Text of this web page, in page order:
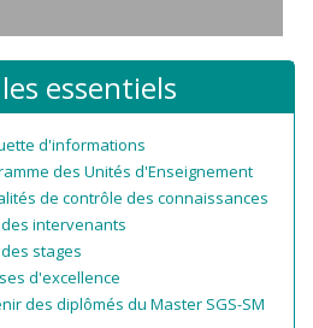
essentiels
d'informations
des Unités d'Enseignement
de contrôle des connaissances
intervenants
stages
d'excellence
des diplômés du Master SGS-SM